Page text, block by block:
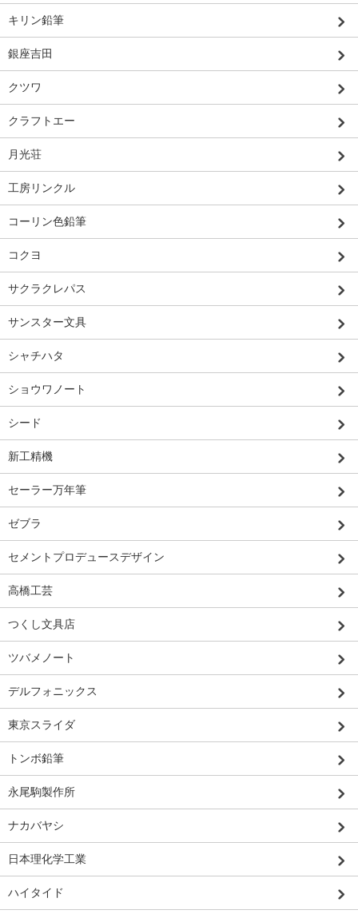
キリン鉛筆
銀座吉田
クツワ
クラフトエー
月光荘
工房リンクル
コーリン色鉛筆
コクヨ
サクラクレパス
サンスター文具
シャチハタ
ショウワノート
シード
新工精機
セーラー万年筆
ゼブラ
セメントプロデュースデザイン
高橋工芸
つくし文具店
ツバメノート
デルフォニックス
東京スライダ
トンボ鉛筆
永尾駒製作所
ナカバヤシ
日本理化学工業
ハイタイド